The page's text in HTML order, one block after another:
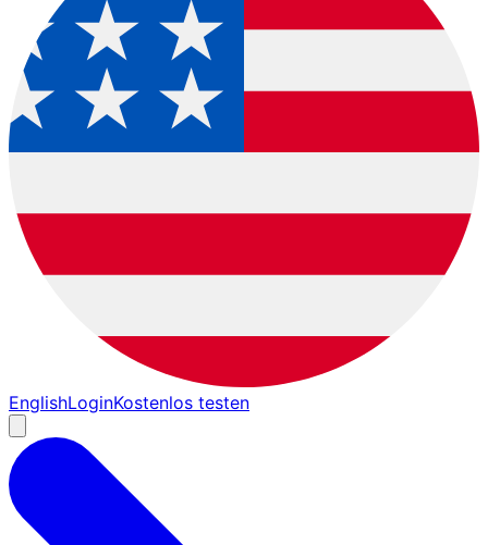
EnglishLoginKostenlos testen